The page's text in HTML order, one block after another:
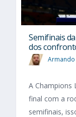
Semifinais
dos
Armando
A Champions
final com a
semifinais,